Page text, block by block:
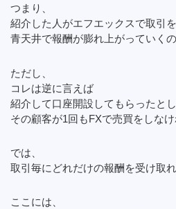
つまり、
紹介した人がエフエックスで取引
青天井で報酬が膨れ上がっていくの
ただし、
コレは逆に言えば
紹介して口座開設してもらったと
その顧客が1回もFXで売買をしな
では、
取引毎にどれだけの報酬を受け取
ここには、